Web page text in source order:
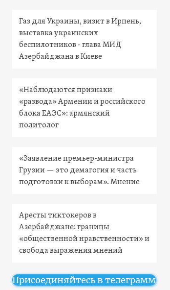
Газ для Украины, визит в Ирпень,
выставка украинских
беспилотников - глава МИД
Азербайджана в Киеве
«Наблюдаются признаки
«развода» Армении и российского
блока ЕАЭС»: армянский
политолог
«Заявление премьер-министра
Грузии — это демагогия и часть
подготовки к выборам». Мнение
Аресты тиктокеров в
Азербайджане: границы
«общественной нравственности» и
свобода выражения мнений
Присоединяйтесь в телеграмм